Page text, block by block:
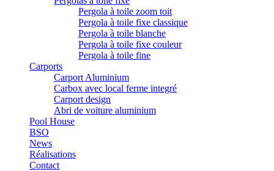
Pergola à toile zoom toit
Pergola à toile fixe classique
Pergola à toile blanche
Pergola à toile fixe couleur
Pergola à toile fine
Carports
Carport Aluminium
Carbox avec local ferme integré
Carport design
Abri de voiture aluminium
Pool House
BSO
News
Réalisations
Contact